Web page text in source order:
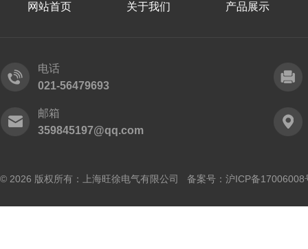
网站首页 关于我们 产品展示
电话
021-56479693
邮箱
359845197@qq.com
© 2026 版权所有：上海旺徐电气有限公司 备案号： 沪ICP备17006008